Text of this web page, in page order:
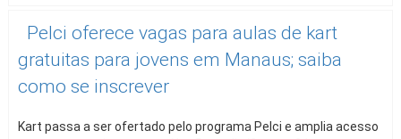
Pelci oferece vagas para aulas de kart
gratuitas para jovens em Manaus; saiba
como se inscrever
Kart passa a ser ofertado pelo programa Pelci e amplia acesso